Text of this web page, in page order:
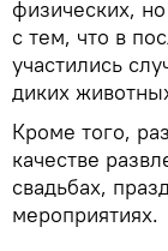
физических,
с тем, что в
участились
диких
Кроме того,
качестве
свадьбах,
мероприятиях.